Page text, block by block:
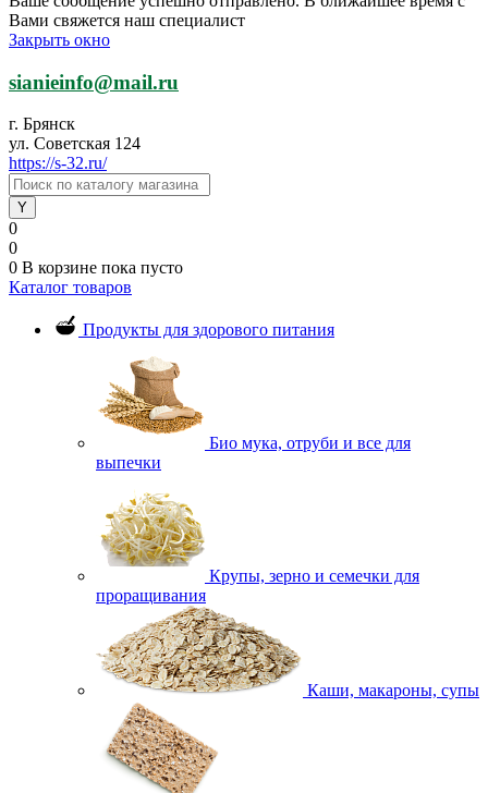
Вами свяжется наш специалист
Закрыть окно
sianieinfo@mail.ru
г. Брянск
ул. Советская 124
https://s-32.ru/
0
0
0 В корзине пока пусто
Каталог товаров
Продукты для здорового питания
Био мука, отруби и все для
выпечки
Крупы, зерно и семечки для
проращивания
Каши, макароны, супы